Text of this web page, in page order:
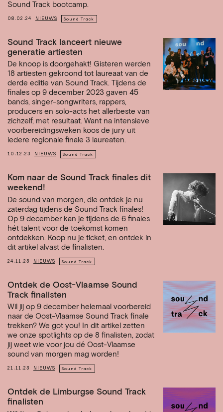
Sound Track bootcamp.
08.02.24 NIEUWS Sound Track
Sound Track lanceert nieuwe
generatie artiesten
De knoop is doorgehakt! Gisteren werden
18 artiesten gekroond tot laureaat van de
derde editie van Sound Track. Tijdens de
finales op 9 december 2023 gaven 45
bands, singer-songwriters, rappers,
producers en solo-acts het allerbeste van
zichzelf, met resultaat. Want na intensieve
voorbereidingsweken koos de jury uit
iedere regionale finale 3 laureaten.
10.12.23 NIEUWS Sound Track
Kom naar de Sound Track finales dit
weekend!
De sound van morgen, die ontdek je nu
zaterdag tijdens de Sound Track finales!
Op 9 december kan je tijdens de 6 finales
hét talent voor de toekomst komen
ontdekken. Koop nu je ticket, en ontdek in
dit artikel alvast de finalisten.
24.11.23 NIEUWS Sound Track
Ontdek de Oost-Vlaamse Sound
Track finalisten
Wil jij op 9 december helemaal voorbereid
naar de Oost-Vlaamse Sound Track finale
trekken? We got you! In dit artikel zetten
we onze spotlights op de 8 finalisten, zodat
jij weet wie voor jou dé Oost-Vlaamse
sound van morgen mag worden!
21.11.23 NIEUWS Sound Track
Ontdek de Limburgse Sound Track
finalisten